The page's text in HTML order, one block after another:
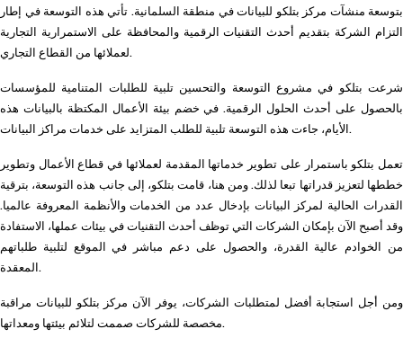
بتوسعة منشآت مركز بتلكو للبيانات في منطقة السلمانية. تأتي هذه التوسعة في إطار
التزام الشركة بتقديم أحدث التقنيات الرقمية والمحافظة على الاستمرارية التجارية
لعملائها من القطاع التجاري.
شرعت بتلكو في مشروع التوسعة والتحسين تلبية للطلبات المتنامية للمؤسسات
بالحصول على أحدث الحلول الرقمية. في خضم بيئة الأعمال المكتظة بالبيانات هذه
الأيام، جاءت هذه التوسعة تلبية للطلب المتزايد على خدمات مراكز البيانات.
تعمل بتلكو باستمرار على تطوير خدماتها المقدمة لعملائها في قطاع الأعمال وتطوير
خططها لتعزيز قدراتها تبعا لذلك. ومن هنا، قامت بتلكو، إلى جانب هذه التوسعة، بترقية
القدرات الحالية لمركز البيانات بإدخال عدد من الخدمات والأنظمة المعروفة عالميا.
وقد أصبح الآن بإمكان الشركات التي توظف أحدث التقنيات في بيئات عملها، الاستفادة
من الخوادم عالية القدرة، والحصول على دعم مباشر في الموقع لتلبية طلباتهم
المعقدة.
ومن أجل استجابة أفضل لمتطلبات الشركات، يوفر الآن مركز بتلكو للبيانات مراقبة
مخصصة للشركات صممت لتلائم بيئتها ومعداتها.